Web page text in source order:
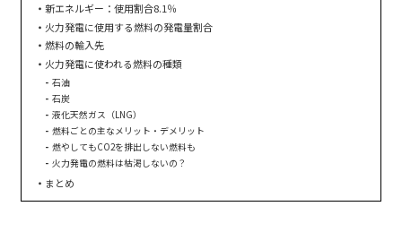
新エネルギー：使用割合8.1％
火力発電に使用する燃料の発電量割合
燃料の輸入先
火力発電に使われる燃料の種類
石油
石炭
液化天然ガス（LNG）
燃料ごとの主なメリット・デメリット
燃やしてもCO2を排出しない燃料も
火力発電の燃料は枯渇しないの？
まとめ